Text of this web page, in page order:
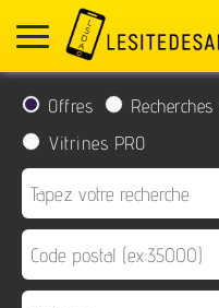
Offres Recherches
Vitrines PRO